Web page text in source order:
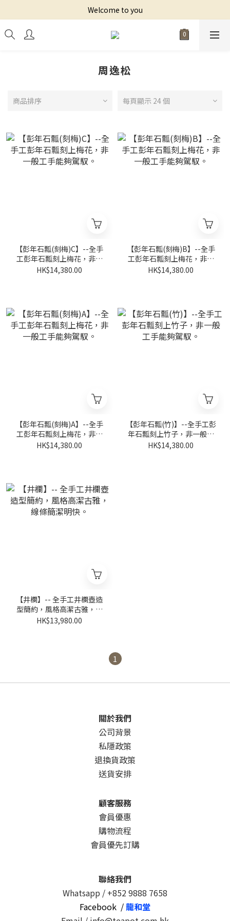
Welcome to you
周逸松
商品排序 每頁顯示 24 個
【彭年石瓢(刻梅)C】--全手
工彭年石瓢刻上梅花，非一
般工手能夠駕馭。
HK$14,380.00
【彭年石瓢(刻梅)B】--全手
工彭年石瓢刻上梅花，非一
般工手能夠駕馭。
HK$14,380.00
【彭年石瓢(刻梅)A】--全手
工彭年石瓢刻上梅花，非一
般工手能夠駕馭。
HK$14,380.00
【彭年石瓢(竹)】--全手工彭
年石瓢刻上竹子，非一般工
手能夠駕馭。
HK$14,380.00
【井欄】-- 全手工井欄壺造
型簡約，風格高潔古雅，線
條簡潔明快。
HK$13,980.00
1
關於我們
公司背景
私隱政策
退換貨政策
送貨安排
顧客服務
會員優惠
購物流程
會員優先訂購
聯絡我們
Whatsapp / +852 9888 7658
Facebook /龍和堂